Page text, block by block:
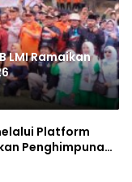
LMI Ramaikan
Platform
Penghimpunan